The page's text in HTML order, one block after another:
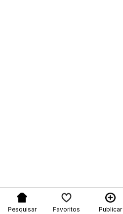
Pesquisar Favoritos Publicar